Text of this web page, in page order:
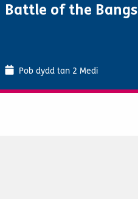
Battle of the Bangs
Pob dydd tan 2 Medi